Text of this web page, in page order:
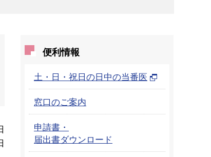
便利情報
土・日・祝日の日中の当番医
窓口のご案内
申請書・
届出書ダウンロード